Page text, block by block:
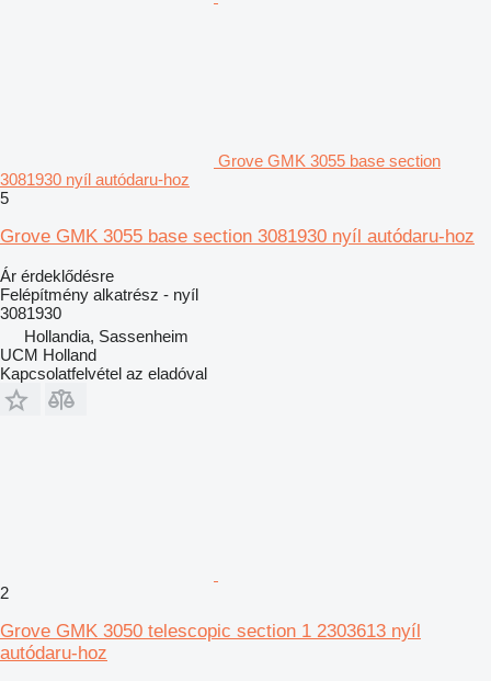
Grove GMK 3055 base section
3081930 nyíl autódaru-hoz
5
Grove GMK 3055 base section 3081930 nyíl autódaru-hoz
Ár érdeklődésre
Felépítmény alkatrész - nyíl
3081930
Hollandia, Sassenheim
UCM Holland
Kapcsolatfelvétel az eladóval
2
Grove GMK 3050 telescopic section 1 2303613 nyíl
autódaru-hoz